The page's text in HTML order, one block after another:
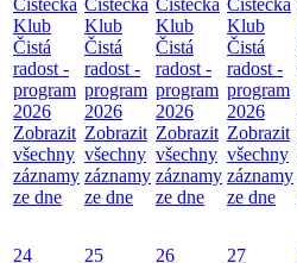
Čistecka
Klub
Čistá
radost -
program
2026
Zobrazit
všechny
záznamy
ze dne
Čistecka
Klub
Čistá
radost -
program
2026
Zobrazit
všechny
záznamy
ze dne
Čistecka
Klub
Čistá
radost -
program
2026
Zobrazit
všechny
záznamy
ze dne
Čistecka
Klub
Čistá
radost -
program
2026
Zobrazit
všechny
záznamy
ze dne
24
25
26
27